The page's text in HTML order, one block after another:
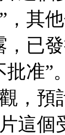
，其
，已
批准”
，預
這個